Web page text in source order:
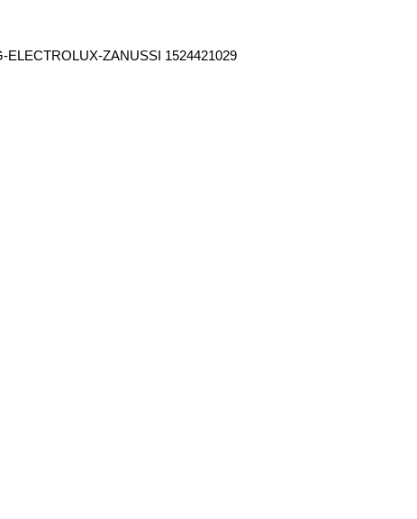
ZANUSSI 1524421029